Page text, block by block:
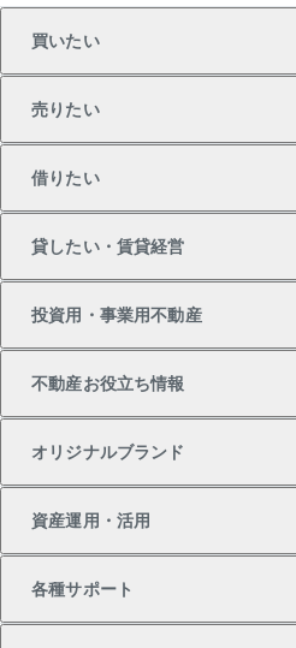
買いたい
新築・分譲マンションの購入
中古マンションの購入
売りたい
マンションの売却・査定
一戸建ての売却・査定
借りたい
借りたいTOP
物件を借りる
貸したい・賃貸経営
貸したいTOP
投資用・事業用不動産
不動産お役立ち情報
オリジナルブランド
一棟リノベーションマンション
テ）
資産運用・活用
各種サポート